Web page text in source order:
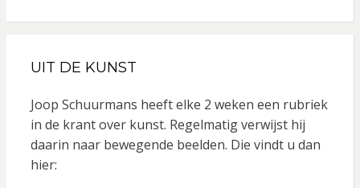
c
b
o
o
k
s
a
g
r
a
UIT DE KUNST
Joop Schuurmans heeft elke 2 weken een rubriek
in de krant over kunst. Regelmatig verwijst hij
daarin naar bewegende beelden. Die vindt u dan
hier: